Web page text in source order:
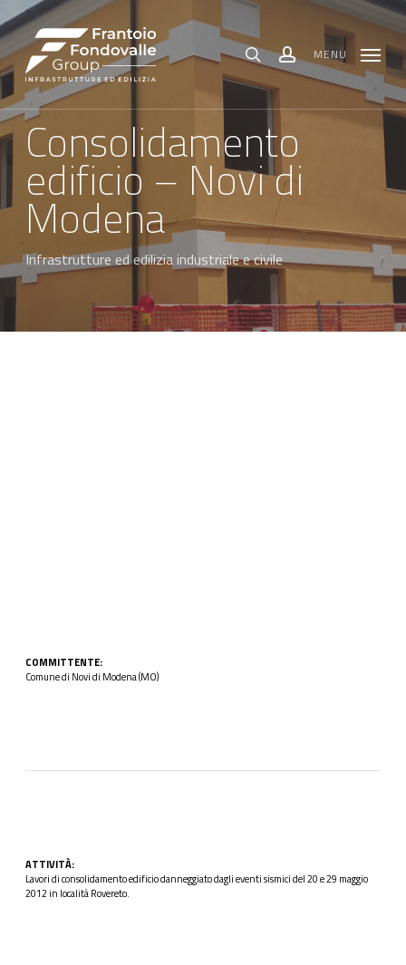
to
main
content
search accountMENU
Consolidamento
edificio – Novi di
Modena
Infrastrutture ed edilizia industriale e civile
COMMITTENTE:
Comune di Novi di Modena (MO)
ATTIVITÀ:
Lavori di consolidamento edificio danneggiato dagli eventi sismici del 20 e 29 maggio
2012 in località Rovereto.
Menu